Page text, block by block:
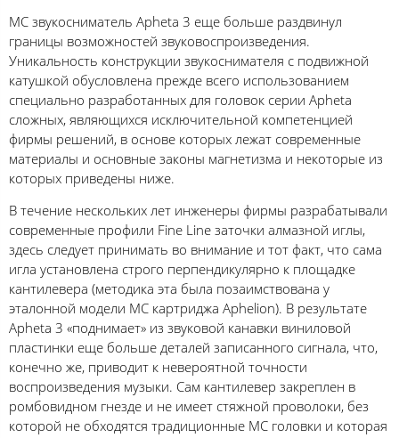
МС звукосниматель Apheta 3 еще больше раздвинул
границы возможностей звуковоспроизведения.
Уникальность конструкции звукоснимателя с подвижной
катушкой обусловлена прежде всего использованием
специально разработанных для головок серии Apheta
сложных, являющихся исключительной компетенцией
фирмы решений, в основе которых лежат современные
материалы и основные законы магнетизма и некоторые из
которых приведены ниже.
В течение нескольких лет инженеры фирмы разрабатывали
современные профили Fine Line заточки алмазной иглы,
здесь следует принимать во внимание и тот факт, что сама
игла установлена строго перпендикулярно к площадке
кантилевера (методика эта была позаимствована у
эталонной модели МС картриджа Aphelion). В результате
Apheta 3 «поднимает» из звуковой канавки виниловой
пластинки еще больше деталей записанного сигнала, что,
конечно же, приводит к невероятной точности
воспроизведения музыки. Сам кантилевер закреплен в
ромбовидном гнезде и не имеет стяжной проволоки, без
которой не обходятся традиционные МС головки и которая